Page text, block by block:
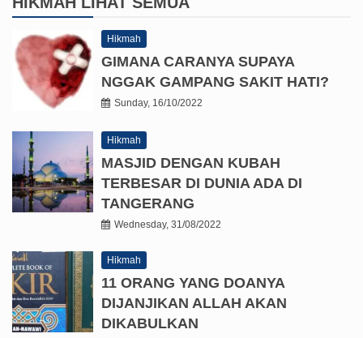
Hikmah
GIMANA CARANYA SUPAYA
NGGAK GAMPANG SAKIT HATI?
Sunday, 16/10/2022
Hikmah
MASJID DENGAN KUBAH
TERBESAR DI DUNIA ADA DI
TANGERANG
Wednesday, 31/08/2022
Hikmah
11 ORANG YANG DOANYA
DIJANJIKAN ALLAH AKAN
DIKABULKAN